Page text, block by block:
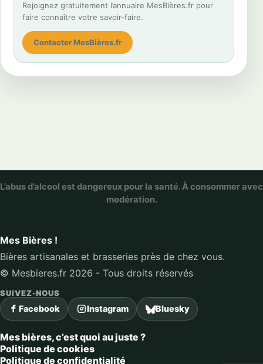
Rejoignez gratuitement l’annuaire MesBières.fr pour
faire connaître votre savoir-faire.
Contacter MesBières.fr
L’abus d’alcool est dangereux pour la santé. À consommer avec
modération.
Mes Bières !
Bières artisanales et brasseries près de chez vous.
© Mesbieres.fr 2026 - Tous droits réservés
SUIVEZ-NOUS
Facebook Instagram Bluesky
Mes bières, c’est quoi au juste ?
Politique de cookies
Politique de confidentialité